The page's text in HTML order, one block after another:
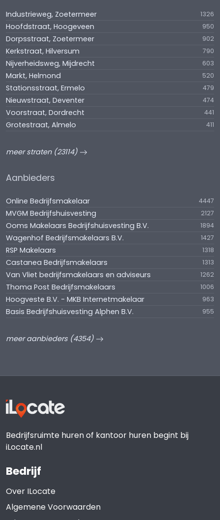
Industrieweg, Zoetermeer 1326
Hoofdstraat, Hoogeveen 950
Dorpsstraat, Zoetermeer 902
Kerkstraat, Hilversum 790
Nijverheidsweg, Mijdrecht 603
Markt, Helmond 520
Stationsstraat, Ermelo 479
Nieuwstraat, Deventer 474
Voorstraat, Dordrecht 441
Grotestraat, Almelo 411
meer straten (23114)
Aanbieders
Online Bedrijfsmakelaar 4447
MVGM Bedrijfshuisvesting 2127
Ooms Makelaars Bedrijfshuisvesting B.V. 1894
Wagenhof Bedrijfsmakelaars B.V. 1427
RSP Makelaars 1318
Castanea Bedrijfsmakelaars 1313
Van Vliet bedrijfsmakelaars en adviseurs 1262
Thoma Post Bedrijfsmakelaars 1006
Hoogveste B.V. - MKB Internetmakelaar 963
Basis Bedrijfshuisvesting Alphen B.V. 955
meer aanbieders (4354)
Bedrijfsruimte huren of kantoor huren begint bij
iLocate.nl
Bedrijf
Over ILocate
Algemene Voorwaarden